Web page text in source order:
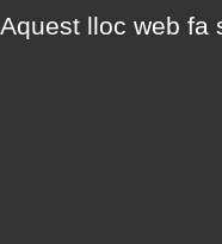
Aquest lloc web fa